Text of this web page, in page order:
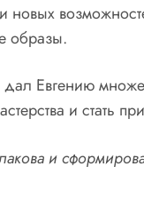
образы.
Евгению
и стать
и